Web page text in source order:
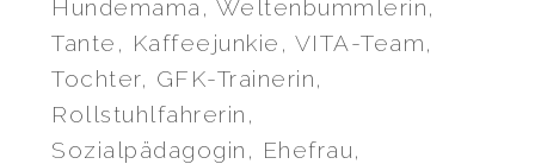
Hundemama, Weltenbummlerin,
Tante, Kaffeejunkie, VITA-Team,
Tochter, GFK-Trainerin,
Rollstuhlfahrerin,
Sozialpädagogin, Ehefrau,